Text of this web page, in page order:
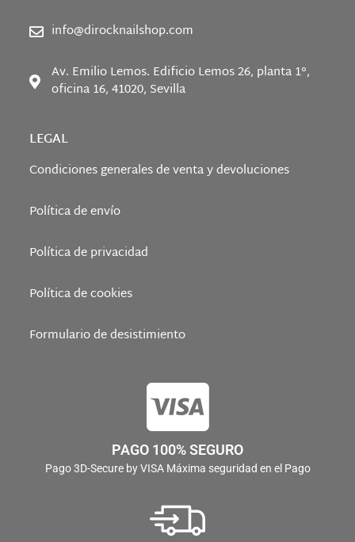
info@dirocknailshop.com
Av. Emilio Lemos. Edificio Lemos 26, planta 1°,
oficina 16, 41020, Sevilla
LEGAL
Condiciones generales de venta y devoluciones
Política de envío
Política de privacidad
Política de cookies
Formulario de desistimiento
PAGO 100% SEGURO
Pago 3D-Secure by VISA Máxima seguridad en el Pago